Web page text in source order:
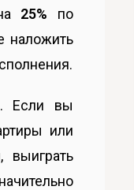
25% по
наложить
Если вы
или
выиграть